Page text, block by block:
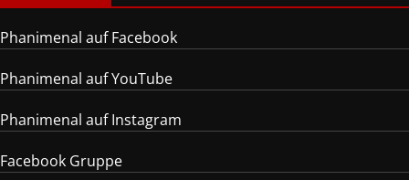
Phanimenal auf Facebook
Phanimenal auf YouTube
Phanimenal auf Instagram
Facebook Gruppe